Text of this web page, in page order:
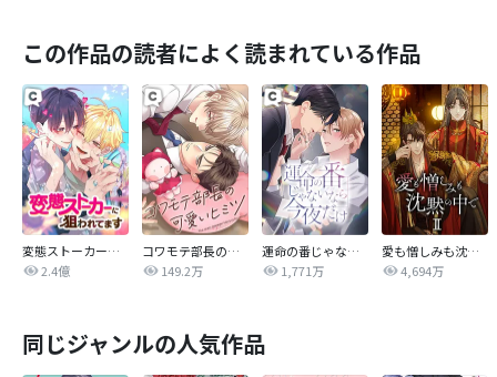
この作品の読者によく読まれている作品
変態ストーカーに狙われてます
2.4億
コワモテ部長の可愛いヒミツ
149.2万
運命の番じゃないなら今夜だけ
1,771万
愛も憎しみも沈黙の中で
4,694万
同じジャンルの人気作品